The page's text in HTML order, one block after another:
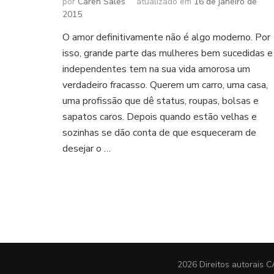
2015
O amor definitivamente não é algo moderno. Por
isso, grande parte das mulheres bem sucedidas e
independentes tem na sua vida amorosa um
verdadeiro fracasso. Querem um carro, uma casa,
uma profissão que dê status, roupas, bolsas e
sapatos caros. Depois quando estão velhas e
sozinhas se dão conta de que esqueceram de
desejar o …
2026 Direitos autorais